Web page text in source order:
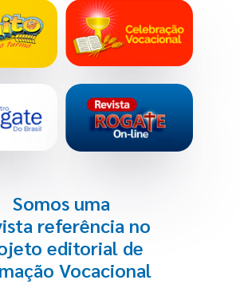
Somos uma
referência no
editorial de
Vocacional